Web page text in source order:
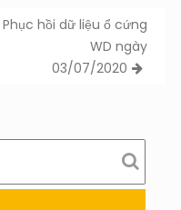
Phục hồi dữ liệu ổ cứng
WD ngày
03/07/2020